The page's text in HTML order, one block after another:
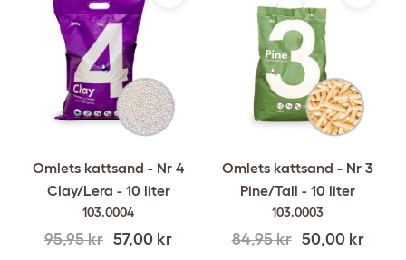
Omlets kattsand - Nr 4
Clay/Lera - 10 liter
103.0004
95,95 kr 57,00 kr
Omlets kattsand - Nr 3
Pine/Tall - 10 liter
103.0003
84,95 kr 50,00 kr